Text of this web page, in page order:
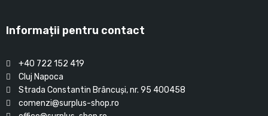
Informații pentru contact
+40 722 152 419
Cluj Napoca
Strada Constantin Brâncuşi, nr. 95 400458
comenzi@surplus-shop.ro